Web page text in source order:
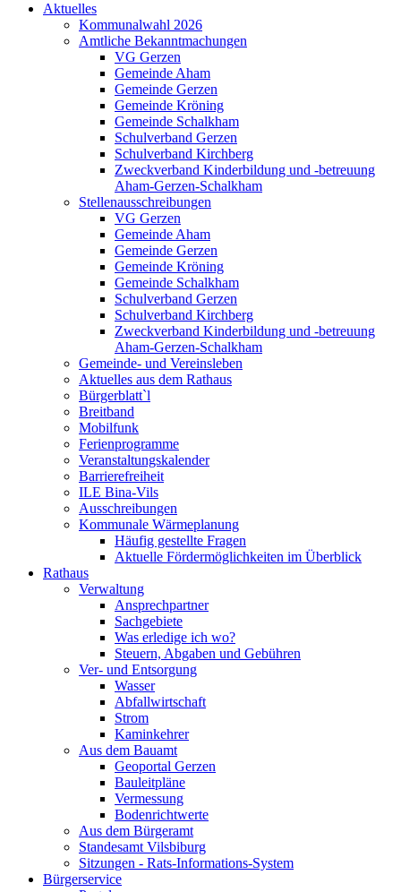
Aktuelles
Kommunalwahl 2026
Amtliche Bekanntmachungen
VG Gerzen
Gemeinde Aham
Gemeinde Gerzen
Gemeinde Kröning
Gemeinde Schalkham
Schulverband Gerzen
Schulverband Kirchberg
Zweckverband Kinderbildung und -betreuung
Aham-Gerzen-Schalkham
Stellenausschreibungen
VG Gerzen
Gemeinde Aham
Gemeinde Gerzen
Gemeinde Kröning
Gemeinde Schalkham
Schulverband Gerzen
Schulverband Kirchberg
Zweckverband Kinderbildung und -betreuung
Aham-Gerzen-Schalkham
Gemeinde- und Vereinsleben
Aktuelles aus dem Rathaus
Bürgerblatt`l
Breitband
Mobilfunk
Ferienprogramme
Veranstaltungskalender
Barrierefreiheit
ILE Bina-Vils
Ausschreibungen
Kommunale Wärmeplanung
Häufig gestellte Fragen
Aktuelle Fördermöglichkeiten im Überblick
Rathaus
Verwaltung
Ansprechpartner
Sachgebiete
Was erledige ich wo?
Steuern, Abgaben und Gebühren
Ver- und Entsorgung
Wasser
Abfallwirtschaft
Strom
Kaminkehrer
Aus dem Bauamt
Geoportal Gerzen
Bauleitpläne
Vermessung
Bodenrichtwerte
Aus dem Bürgeramt
Standesamt Vilsbiburg
Sitzungen - Rats-Informations-System
Bürgerservice